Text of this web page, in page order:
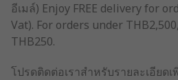
อีเมล์) Enjoy FREE delivery for
Vat). For orders under
THB250.
โปรดติดต่อเราสำหรับรายละเอียด